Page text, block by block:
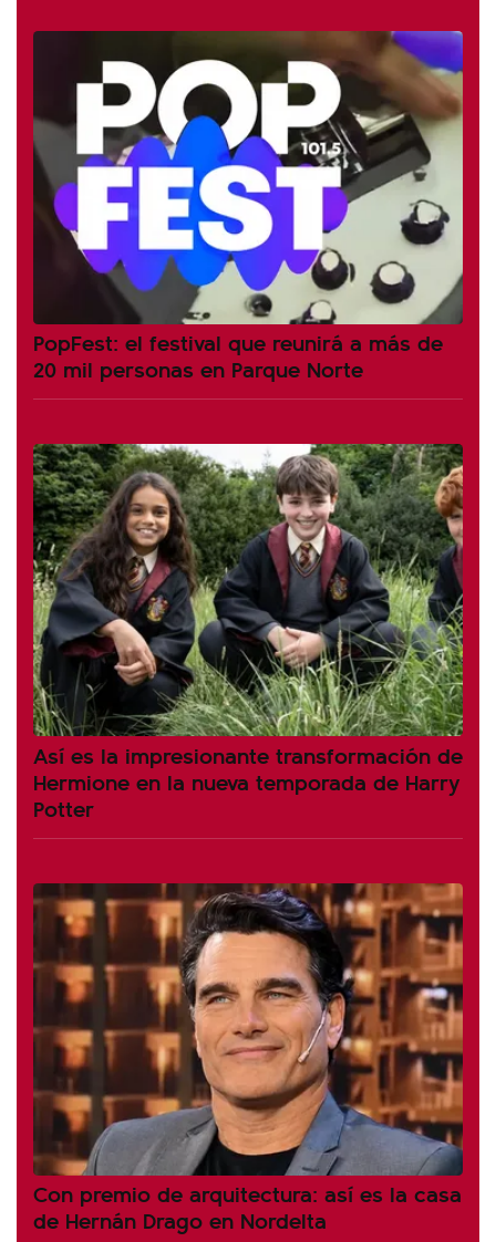
PopFest: el festival que reunirá a más de
20 mil personas en Parque Norte
Así es la impresionante transformación de
Hermione en la nueva temporada de Harry
Potter
Con premio de arquitectura: así es la casa
de Hernán Drago en Nordelta